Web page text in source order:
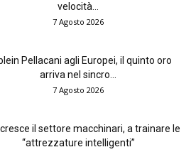
velocità...
7 Agosto 2026
Pellacani agli Europei, il quinto oro
arriva nel sincro...
7 Agosto 2026
il settore macchinari, a trainare le
“attrezzature intelligenti”